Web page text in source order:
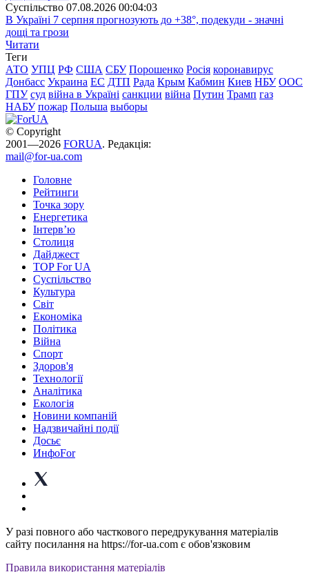
Суспiльство 07.08.2026 00:04:03
В Україні 7 серпня прогнозують до +38°, подекуди - значні
дощі та грози
Читати
Теги
АТО УПЦ РФ США СБУ Порошенко Росія коронавирус
Донбасс Украина ЕС ДТП Рада Крым Кабмин Киев НБУ ООС
ГПУ суд війна в Україні санкции війна Путин Трамп газ
НАБУ пожар Польша выборы
© Copyright
2001—2026 FORUA. Редакція:
mail@for-ua.com
Головне
Рейтинги
Точка зору
Енергетика
Інтерв’ю
Столиця
Дайджест
TOP For UA
Суспiльство
Культура
Світ
Економіка
Політика
Війна
Спорт
Здоров'я
Технології
Аналітика
Екологія
Новини компаній
Надзвичайні події
Досьє
ИнфоFor
У разі повного або часткового передрукування матеріалів
сайту посилання на https://for-ua.com є обов'язковим
Правила використання матеріалів